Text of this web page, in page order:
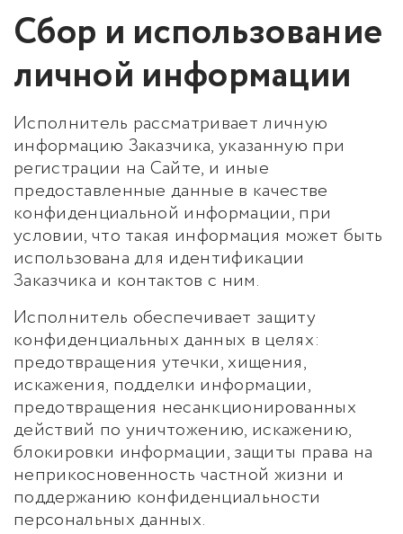
Сбор и использование
личной информации
Исполнитель рассматривает личную
информацию Заказчика, указанную при
регистрации на Сайте, и иные
предоставленные данные в качестве
конфиденциальной информации, при
условии, что такая информация может быть
использована для идентификации
Заказчика и контактов с ним.
Исполнитель обеспечивает защиту
конфиденциальных данных в целях:
предотвращения утечки, хищения,
искажения, подделки информации,
предотвращения несанкционированных
действий по уничтожению, искажению,
блокировки информации, защиты права на
неприкосновенность частной жизни и
поддержанию конфиденциальности
персональных данных.